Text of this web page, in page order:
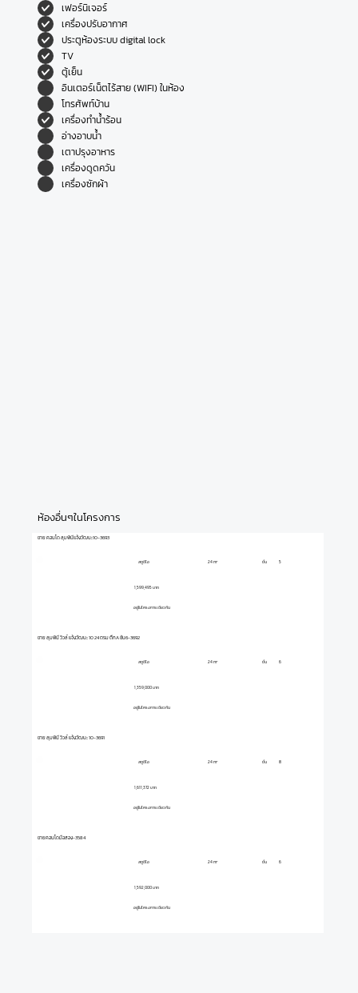
เฟอร์นิเจอร์
เครื่องปรับอากาศ
ประตูห้องระบบ digital lock
TV
ตู้เย็น
อินเตอร์เน็ตไร้สาย (WIFI) ในห้อง
โทรศัพท์บ้าน
เครื่องทำน้ำร้อน
อ่างอาบน้ำ
เตาปรุงอาหาร
เครื่องดูดควัน
เครื่องซักผ้า
ห้องอื่นๆในโครงการ
ขาย คอนโด ลุมพินีแจ้งวัฒนะ10-3693
สตูดิโอ
1,599,495 บาท
ชั้น
24 m² 5
อยู่ในโครงการเดียวกัน
ขาย ลุมพินี วิวล์ แจ้งวัฒนะ 10 24 ตรม ตึกA ชั้น6-3692
สตูดิโอ
1,359,000 บาท
ชั้น
24 m² 6
อยู่ในโครงการเดียวกัน
ขาย ลุมพินี วิวล์ แจ้งวัฒนะ 10-3691
สตูดิโอ
1,611,372 บาท
ชั้น
24 m² 8
อยู่ในโครงการเดียวกัน
ขายคอนโดมือสอง-3584
สตูดิโอ
1,592,000 บาท
ชั้น
24 m² 6
อยู่ในโครงการเดียวกัน